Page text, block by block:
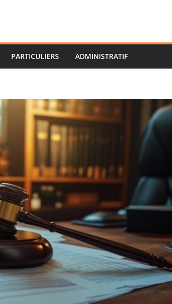
PARTICULIERS ADMINISTRATIF